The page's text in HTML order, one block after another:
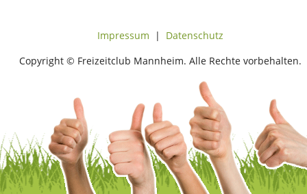
Impressum | Datenschutz
Copyright © Freizeitclub Mannheim. Alle Rechte vorbehalten.